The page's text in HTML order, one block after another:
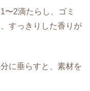
〜2滴たらし、ゴミ
すっきりした香りが
に垂らすと、素材を